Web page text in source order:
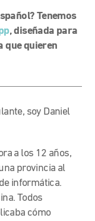
Tenemos
, diseñada para
que quieren
soy Daniel
a los 12 años,
provincia al
informática.
Todos
cómo